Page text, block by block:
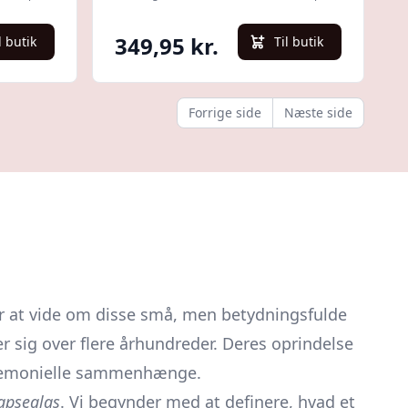
butik
Erling Christensen Møbler
349,95 kr. Til butik
Forrige side Næste side
vide om disse små, men betydningsfulde
over flere århundreder. Deres oprindelse
sammenhænge.
. Vi begynder med at definere, hvad et